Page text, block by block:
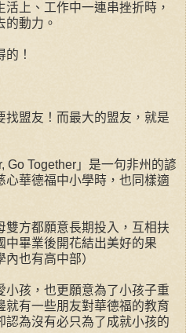
上、工作中一連串挫折時，
的動力。
！
盟友！而最大的盟友，就是
Go Together」是一句非州的諺
華德福中小學時，也同樣適
方都願意長期投入，互相扶
中畢業後開花結出美好的果
也有高中部）
孩，也更願意為了小孩子重
有一些朋友對華德福的教育
認為沒有必只為了成就小孩的